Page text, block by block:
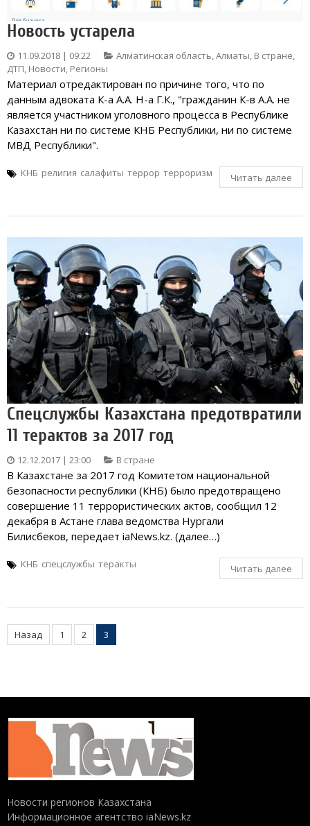
Новость устарела
11.09.2018 | 09:22 Алматинская область,Алматы, В стране,
ДТП, Новости, Регионы
Материал отредактирован по причине того, что по
данным адвоката К-а А.А. Н-а Г.К., "гражданин К-в А.А. не
является участником уголовного процесса в Республике
Казахстан ни по системе КНБ Республики, ни по системе
МВД Республики".
КНБ религия салафиты террор терроризм Читать далее
Спецслужбы Казахстана предотвратили
11 терактов за 2017 год
12.12.2017 | 23:00 В стране
В Казахстане за 2017 год Комитетом национальной
безопасности республики (КНБ) было предотвращено
совершение 11 террористических актов, сообщил 12
декабря в Астане глава ведомства Нургали
Билисбеков, передает iaNews.kz. (далее…)
КНБ спецслужбы теракты Читать далее
Пагинация
Назад 1 2 3
Новости регионов Казахстана
Информационное агентство iaNews.kz